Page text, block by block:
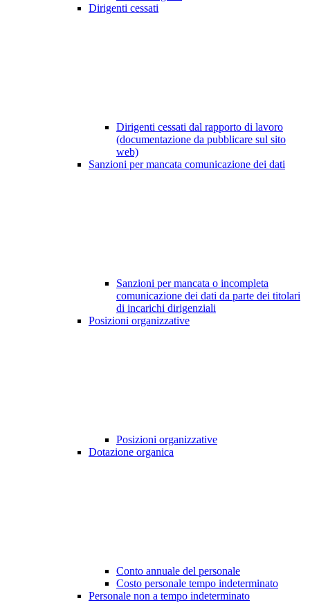
Dirigenti cessati
Dirigenti cessati dal rapporto di lavoro
(documentazione da pubblicare sul sito
web)
Sanzioni per mancata comunicazione dei dati
Sanzioni per mancata o incompleta
comunicazione dei dati da parte dei titolari
di incarichi dirigenziali
Posizioni organizzative
Posizioni organizzative
Dotazione organica
Conto annuale del personale
Costo personale tempo indeterminato
Personale non a tempo indeterminato